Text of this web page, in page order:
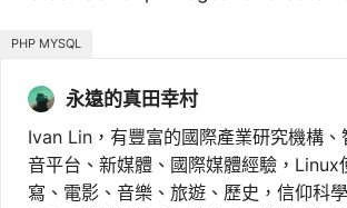
PHP MYSQL
永遠的真田幸村
Ivan Lin，有豐富的國際產業研究機構
音平台、新媒體、國際媒體經驗，
寫、電影、音樂、旅遊、歷史，信仰科